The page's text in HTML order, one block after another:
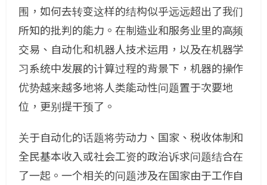
围，如何去转变这样的结构似乎远远超出了我们
所知的批判的能力。在制造业和服务业里的高频
交易、自动化和机器人技术运用，以及在机器学
习系统中发展的计算过程的背景下，机器的操作
优势越来越多地将人类能动性问题置于次要地
位，更别提干预了。
关于自动化的话题将劳动力、国家、税收体制和
全民基本收入或社会工资的政治诉求问题结合在
了一起。一个相关的问题涉及在国家由于工作自